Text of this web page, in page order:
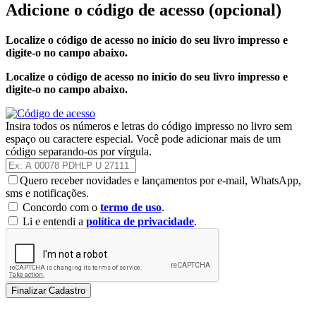
Adicione o código de acesso (opcional)
Localize o código de acesso no início do seu livro impresso e
digite-o no campo abaixo.
Localize o código de acesso no início do seu livro impresso e
digite-o no campo abaixo.
Insira todos os números e letras do código impresso no livro sem
espaço ou caractere especial. Você pode adicionar mais de um
código separando-os por vírgula.
Quero receber novidades e lançamentos por e-mail, WhatsApp,
sms e notificações.
Concordo com o termo de uso.
Li e entendi a política de privacidade.